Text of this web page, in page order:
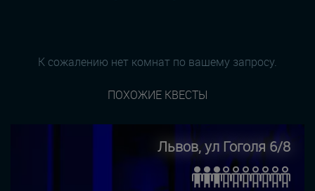
К сожалению нет комнат по вашему запросу.
ПОХОЖИЕ КВЕСТЫ
Львов, ул Гоголя 6/8